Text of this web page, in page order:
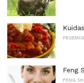
Feng
FENG